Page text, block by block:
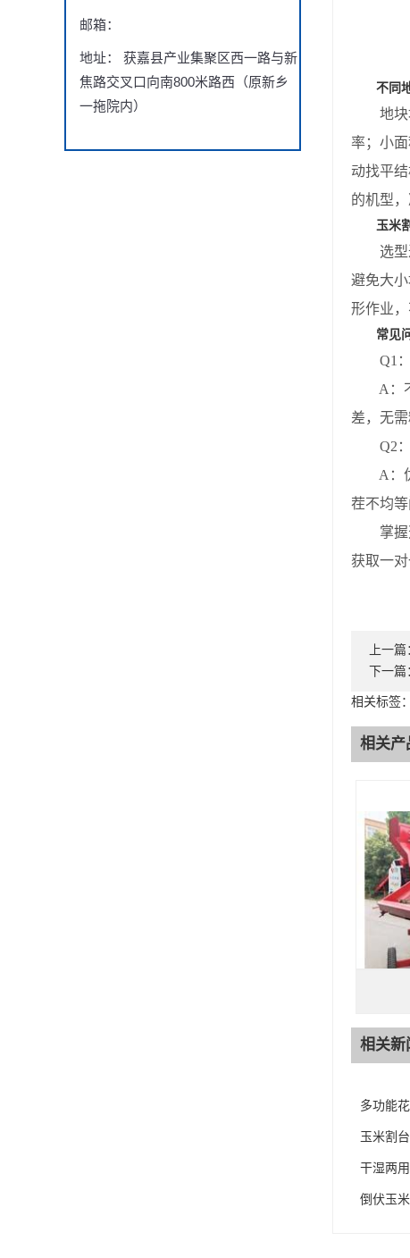
邮箱：
地址： 获嘉县产业集聚区西一路与新
焦路交叉口向南800米路西（原新乡
一拖院内）
不同
地块地
率；小
动找平
的机型
玉米
选型过
避免大
形作业
常见
Q1：
A：不
差，无
Q2：
A：优
茬不均
掌握选
获取一对
上一篇
下一篇
相关标签：
相关产
相关新
多功能
玉米割
干湿两
倒伏玉